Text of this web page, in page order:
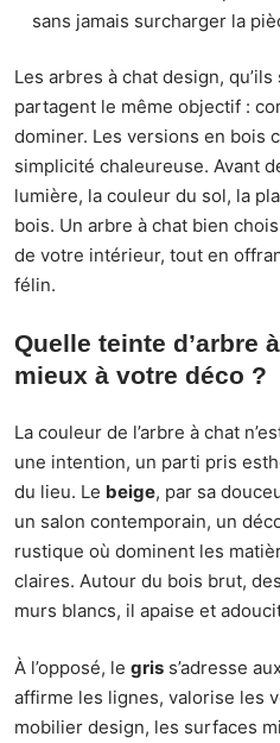
sans jamais surcharger la
Les arbres à chat design,
partagent le même objectif :
dominer. Les versions en bois
simplicité chaleureuse. Avant
lumière, la couleur du sol, la
bois. Un arbre à chat bien
de votre intérieur, tout en
félin.
Quelle teinte d’arbre
mieux à votre déco ?
La couleur de l’arbre à chat
une intention, un parti pris
du lieu. Le beige, par sa
un salon contemporain, un
rustique où dominent les
claires. Autour du bois brut,
murs blancs, il apaise et
À l’opposé, le gris s’adresse
affirme les lignes, valorise les
mobilier design, les surfaces